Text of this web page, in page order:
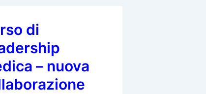
di
– nuova